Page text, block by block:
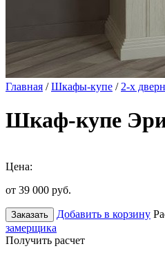
Главная /Шкафы-купе / 2-х
Шкаф-купе
Цена:
от 39 000 руб.
Заказать Добавить в корзину
замерщика
Получить расчет